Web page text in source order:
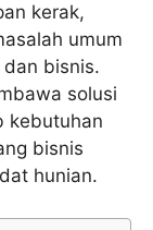
kerak,
umum
bisnis.
solusi
kebutuhan
bisnis
hunian.